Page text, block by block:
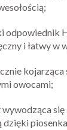
odpowiednik
i łatwy w
owocami;
się
dzięki